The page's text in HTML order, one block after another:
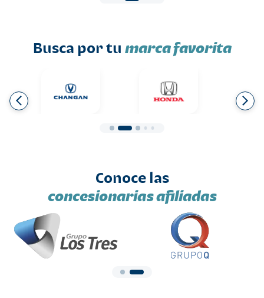
Busca por tu marca favorita
Conoce las
concesionarias afiliadas